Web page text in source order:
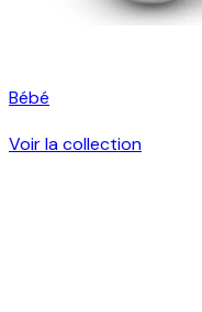
Bébé
Voir la collection